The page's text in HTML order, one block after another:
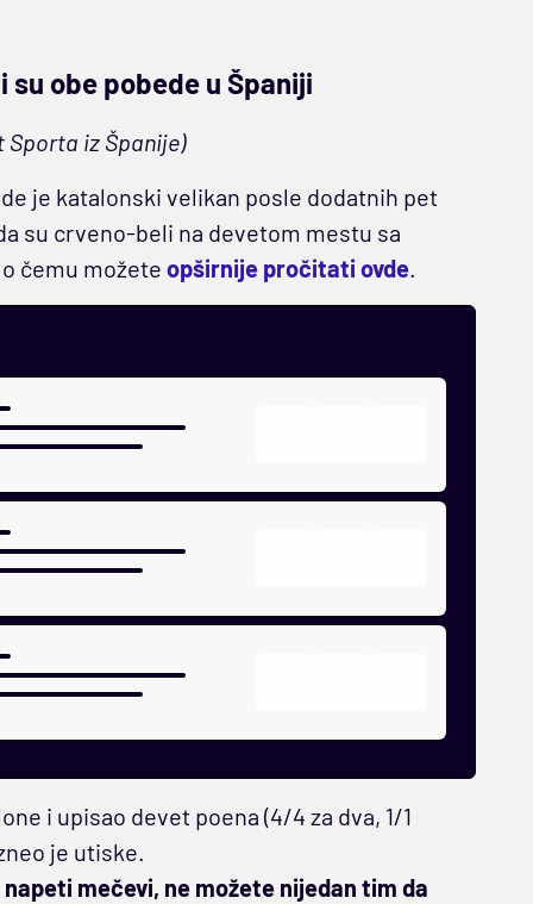
su obe pobede u Španiji
Sporta iz Španije)
je katalonski velikan posle dodatnih pet
su crveno-beli na devetom mestu sa
čemu možete opširnije pročitati ovde.
i upisao devet poena (4/4 za dva, 1/1
je utiske.
mečevi, ne možete nijedan tim da